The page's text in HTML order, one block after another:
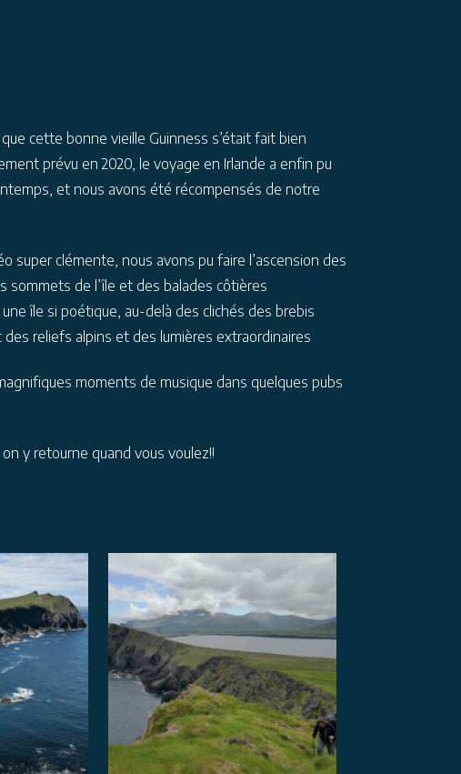
cette bonne vieille Guinness s’était fait bien
prévu en 2020, le voyage en Irlande a enfin pu
et nous avons été récompensés de notre
super clémente, nous avons pu faire l’ascension des
sommets de l’île et des balades côtières
île si poétique, au-delà des clichés des brebis
des reliefs alpins et des lumières extraordinaires
moments de musique dans quelques pubs
y retourne quand vous voulez!!